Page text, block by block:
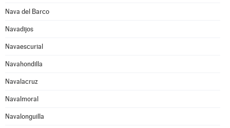
Nava del Barco
Navadijos
Navaescurial
Navahondilla
Navalacruz
Navalmoral
Navalonguilla